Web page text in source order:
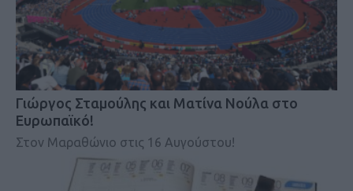
Γιώργος Σταμούλης και Ματίνα Νούλα στο
Ευρωπαϊκό!
Στον Μαραθώνιο στις 16 Αυγούστου!